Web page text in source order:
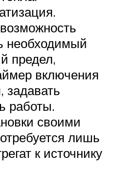
необходимый
предел,
включения
задавать
работы.
своими
лишь
к источнику